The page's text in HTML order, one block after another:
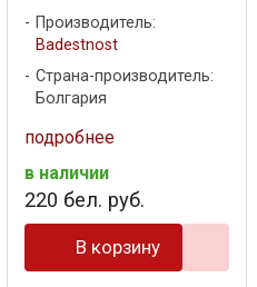
Производитель:
Badestnost
Страна-производитель:
Болгария
подробнее
в наличии
220 бел. руб.
В корзину